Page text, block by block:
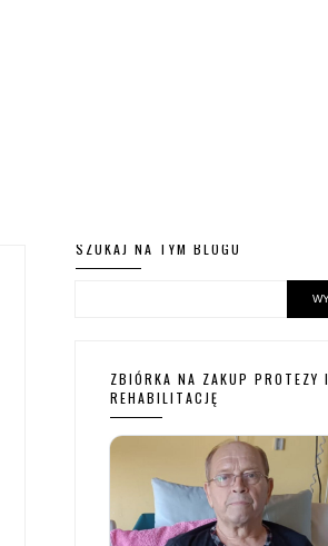
SZUKAJ NA TYM BLOGU
ZBIÓRKA NA ZAKUP PROTEZY I
REHABILITACJĘ